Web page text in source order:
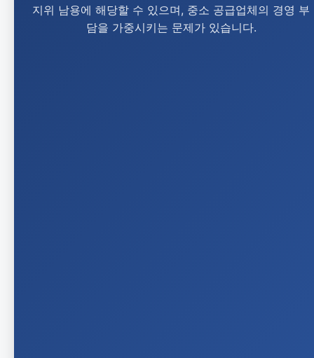
지위 남용에 해당할 수 있으며, 중소 공급업체의 경영 부
담을 가중시키는 문제가 있습니다.